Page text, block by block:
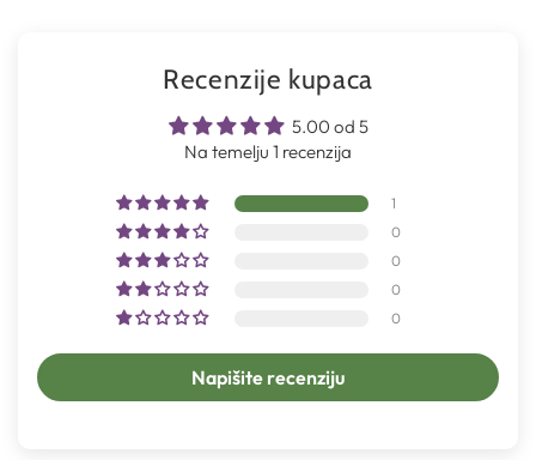
Recenzije kupaca
5.00 od 5
Na temelju 1 recenzija
1
0
0
0
0
Napišite recenziju